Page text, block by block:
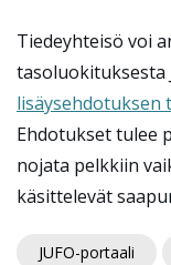
Tiedeyhteisö voi
tasoluokituksesta
lisäysehdotuksen
Ehdotukset tulee
nojata pelkkiin
käsittelevät
JUFO-portaali